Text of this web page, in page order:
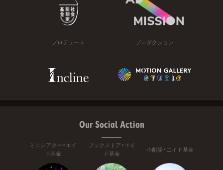
プロデュース プロダクション
Our Social Action
ミニシアター・エイ
ド基金
ブックストア・エイ
ド基金
小劇場・エイド基金